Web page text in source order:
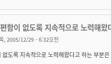
함이 없도록 지속적으로 노력해왔
, 2005/12/29 - 6:32오전
도록 지속적으로 노력해왔다고 하는 부분